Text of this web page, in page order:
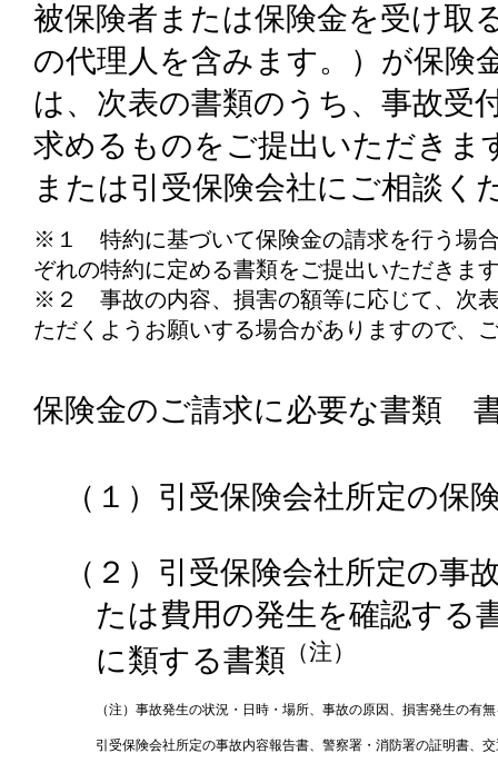
被保険者または保険金を受け取
の代理人を含みます。）が保険
は、次表の書類のうち、事故受
求めるものをご提出いただきま
または引受保険会社にご相談く
※１ 特約に基づいて保険金の請求を行う場
ぞれの特約に定める書類をご提出いただきま
※２ 事故の内容、損害の額等に応じて、次
ただくようお願いする場合がありますので、
保険金のご請求に必要な書類
（１）引受保険会社所定の保
（２）引受保険会社所定の事
たは費用の発生を確認する
に類する書類 （注）
（注）事故発生の状況・日時・場所、事故の原因、損害発生の有
引受保険会社所定の事故内容報告書、警察署・消防署の証明書、